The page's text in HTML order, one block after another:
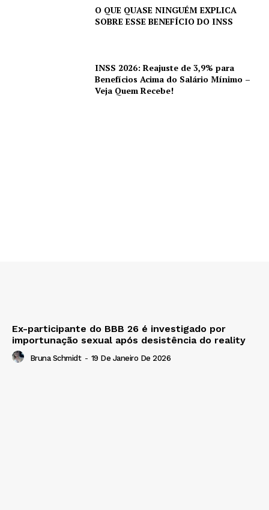
O QUE QUASE NINGUÉM EXPLICA
SOBRE ESSE BENEFÍCIO DO INSS
INSS 2026: Reajuste de 3,9% para
Benefícios Acima do Salário Mínimo –
Veja Quem Recebe!
Ex-participante do BBB 26 é investigado por
importunação sexual após desistência do reality
Bruna Schmidt - 19 De Janeiro De 2026